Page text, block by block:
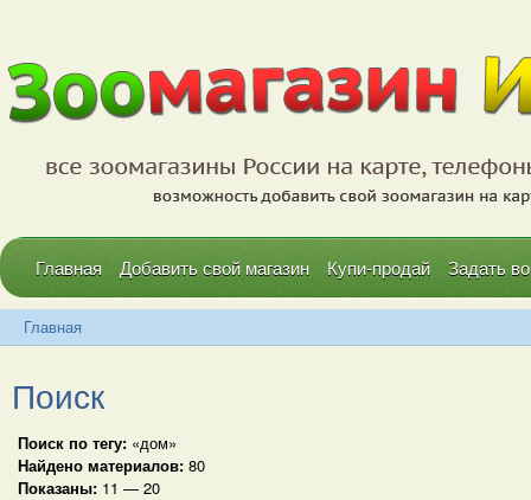
Главная Добавить свой магазин Купи-продай Задать
Главная
Поиск
Поиск по тегу: «дом»
Найдено материалов: 80
Показаны: 11 — 20